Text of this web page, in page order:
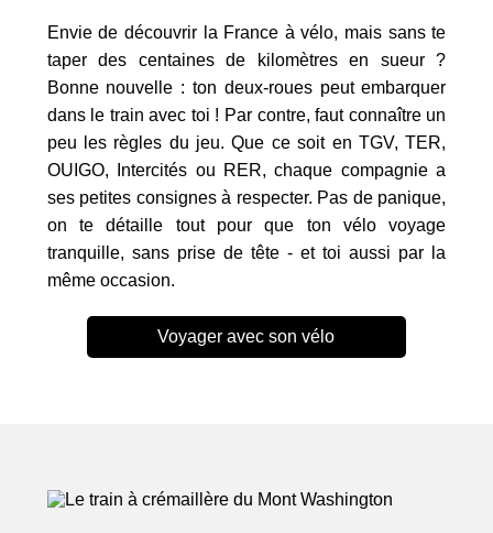
Envie de découvrir la France à vélo, mais sans te
taper des centaines de kilomètres en sueur ?
Bonne nouvelle : ton deux-roues peut embarquer
dans le train avec toi ! Par contre, faut connaître un
peu les règles du jeu. Que ce soit en TGV, TER,
OUIGO, Intercités ou RER, chaque compagnie a
ses petites consignes à respecter. Pas de panique,
on te détaille tout pour que ton vélo voyage
tranquille, sans prise de tête - et toi aussi par la
même occasion.
Voyager avec son vélo